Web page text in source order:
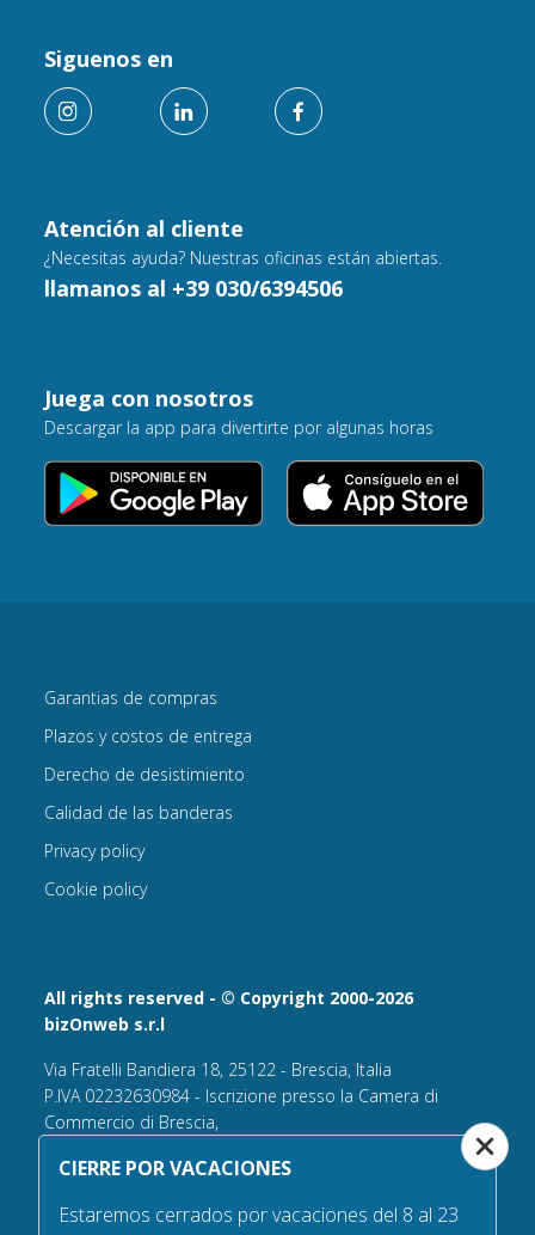
Atención al cliente
¿Necesitas ayuda? Nuestras oficinas están abiertas.
llamanos al +39 030/6394506
Siguenos en
Juega con nosotros
Descargar la app para divertirte por algunas horas
All rights reserved - © Copyright 2000-2026
bizOnweb s.r.l
Via Fratelli Bandiera 18, 25122 - Brescia, Italia
P.IVA 02232630984 - Iscrizione presso la Camera di
Commercio di Brescia,
n° REA 432569 Capitale sociale versato Euro 25.000,00.
Email:info@bandiere.it
Garantias de compras
Plazos y costos de entrega
Derecho de desistimiento
Calidad de las banderas
Privacy policy
Cookie policy
CIERRE POR VACACIONES
Estaremos cerrados por vacaciones del 8 al 23